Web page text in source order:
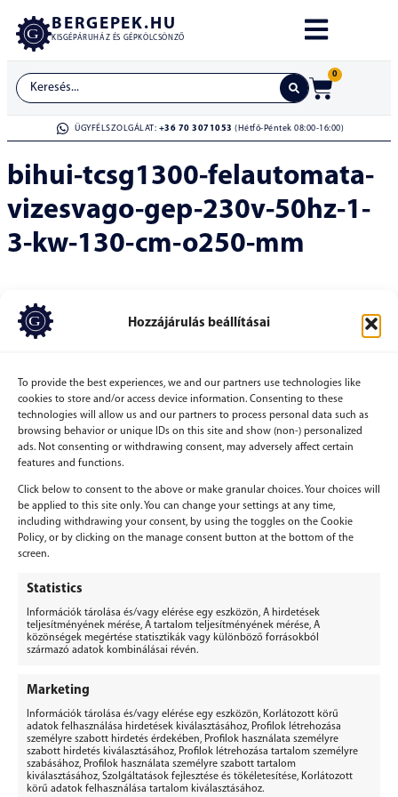
Hozzájárulás beállításai
To provide the best experiences, we and our partners use technologies like
cookies to store and/or access device information. Consenting to these
technologies will allow us and our partners to process personal data such as
browsing behavior or unique IDs on this site and show (non-) personalized
ads. Not consenting or withdrawing consent, may adversely affect certain
features and functions.
Click below to consent to the above or make granular choices. Your choices will
be applied to this site only. You can change your settings at any time,
including withdrawing your consent, by using the toggles on the Cookie
Policy, or by clicking on the manage consent button at the bottom of the
screen.
Statistics
Információk tárolása és/vagy elérése egy eszközön, A hirdetések
teljesítményének mérése, A tartalom teljesítményének mérése, A
közönségek megértése statisztikák vagy különböző forrásokból
származó adatok kombinálásai révén.
Marketing
Információk tárolása és/vagy elérése egy eszközön, Korlátozott körű
adatok felhasználása hirdetések kiválasztásához, Profilok létrehozása
személyre szabott hirdetés érdekében, Profilok használata személyre
szabott hirdetés kiválasztásához, Profilok létrehozása tartalom személyre
szabásához, Profilok használata személyre szabott tartalom
kiválasztásához, Szolgáltatások fejlesztése és tökéletesítése, Korlátozott
körű adatok felhasználása tartalom kiválasztásához.
BERGEPEK.HU
KISGÉPÁRUHÁZ ÉS GÉPKÖLCSÖNZŐ
0
ÜGYFÉLSZOLGÁLAT: +36 70 3071053 (Hétfő-Péntek 08:00-16:00)
bihui-tcsg1300-felautomata-
vizesvago-gep-230v-50hz-1-
3-kw-130-cm-o250-mm
Vélemény, hozzászólás?
Hozzászólás küldéséhezbe kell jelentkezni.
BERGEPEK.HU
KISGÉPÁRUHÁZ ÉS GÉPKÖLCSÖNZŐ
Bérgépek Gépáruház Kereskedelmi Kft.